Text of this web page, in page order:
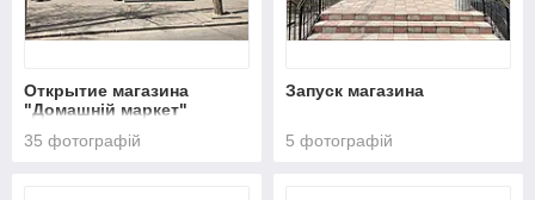
Открытие магазина
"Домашній маркет"
35 фотографій
Запуск магазина
5 фотографій